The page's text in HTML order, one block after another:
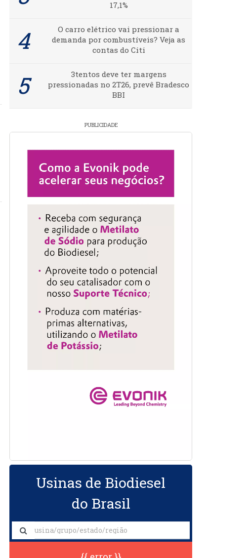
17,1%
O carro elétrico vai pressionar a
demanda por combustíveis? Veja as
contas do Citi
3tentos deve ter margens
pressionadas no 2T26, prevê Bradesco
BBI
PUBLICIDADE
Usinas de Biodiesel
do Brasil